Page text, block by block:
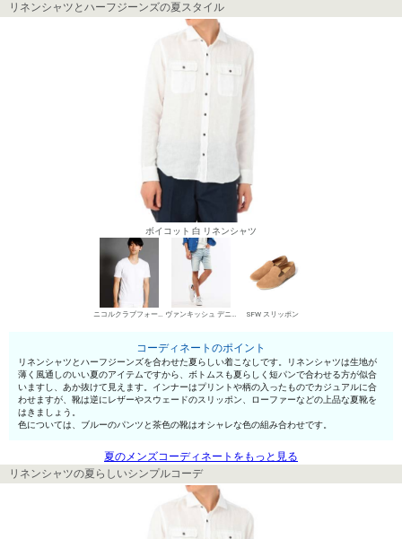
リネンシャツとハーフジーンズの夏スタイル
ボイコット 白 リネンシャツ
ニコルクラブフォーメン UネックTシャツ ヴァンキッシュ デニムパンツ・ジーンズ SFW スリッポン
コーディネートのポイント
リネンシャツとハーフジーンズを合わせた夏らしい着こなしです。リネンシャツは生地が
薄く風通しのいい夏のアイテムですから、ボトムスも夏らしく短パンで合わせる方が似合
いますし、あか抜けて見えます。インナーはプリントや柄の入ったものでカジュアルに合
わせますが、靴は逆にレザーやスウェードのスリッポン、ローファーなどの上品な夏靴を
はきましょう。
色については、ブルーのパンツと茶色の靴はオシャレな色の組み合わせです。
夏のメンズコーディネートをもっと見る
リネンシャツの夏らしいシンプルコーデ